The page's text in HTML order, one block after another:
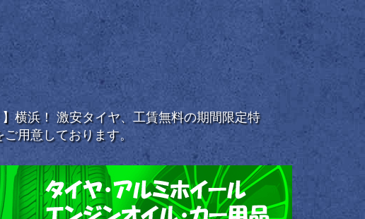
横浜！ 激安タイヤ、工賃無料の期間限定特
用意しております。